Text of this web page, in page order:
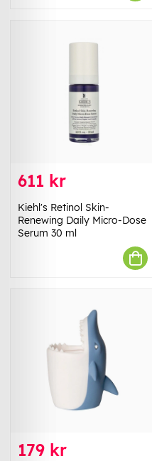
611 kr
Kiehl's Retinol Skin-
Renewing Daily Micro-Dose
Serum 30 ml
179 kr